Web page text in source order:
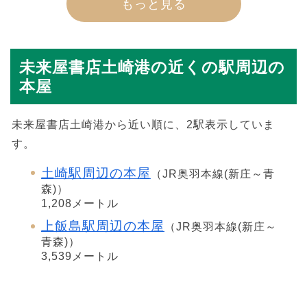
もっと見る
未来屋書店土崎港の近くの駅周辺の
本屋
未来屋書店土崎港から近い順に、2駅表示していま
す。
土崎駅周辺の本屋
（JR奥羽本線(新庄～青
森)）
1,208メートル
上飯島駅周辺の本屋
（JR奥羽本線(新庄～
青森)）
3,539メートル